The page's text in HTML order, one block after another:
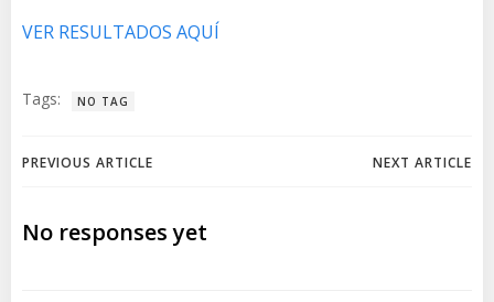
VER RESULTADOS AQUÍ
Tags: NO TAG
Navegación
de
PREVIOUS ARTICLE
Navegación
NEXT ARTICLE
No responses yet